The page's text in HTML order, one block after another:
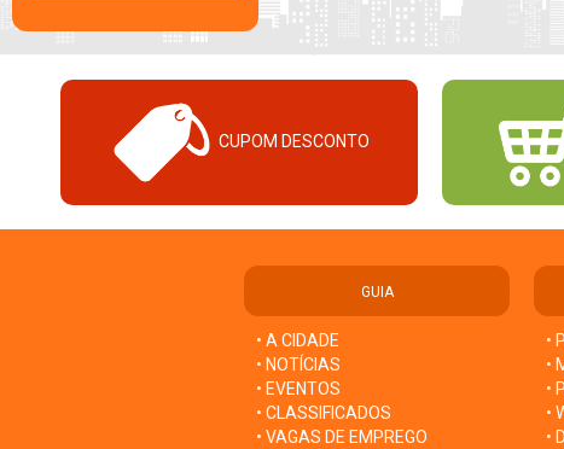
CUPOM DESCONTO
GUIA
• A CIDADE
• NOTÍCIAS
• EVENTOS
• CLASSIFICADOS
• VAGAS DE EMPREGO
•
•
•
•
•